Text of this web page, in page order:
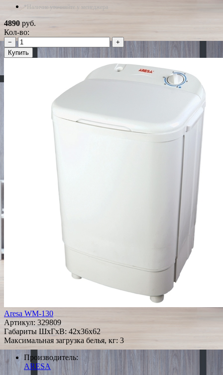
*Наличие уточняйте у менеджера
4890 руб.
Кол-во:
−
+
Купить
Aresa WM-130
Артикул: 329809
Габариты ШxГxВ: 42x36x62
Максимальная загрузка белья, кг: 3
Производитель:
ARESA